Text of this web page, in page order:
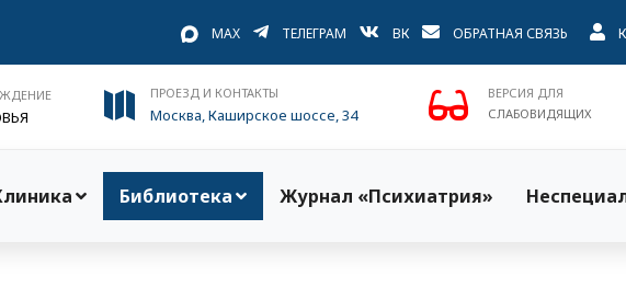
MAX ТЕЛЕГРАМ ВК ОБРАТНАЯ СВЯЗЬ
ПРОЕЗД И КОНТАКТЫ
Москва, Каширское шоссе, 34
ВЕРСИЯ ДЛЯ
СЛАБОВИДЯЩИХ
Библиотека Журнал «Психиатрия»